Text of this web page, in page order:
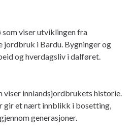
viser utviklingen fra
jordbruk i Bardu. Bygninger og
og hverdagsliv i dalføret.
viser innlandsjordbrukets historie.
gir et nært innblikk i bosetting,
generasjoner.